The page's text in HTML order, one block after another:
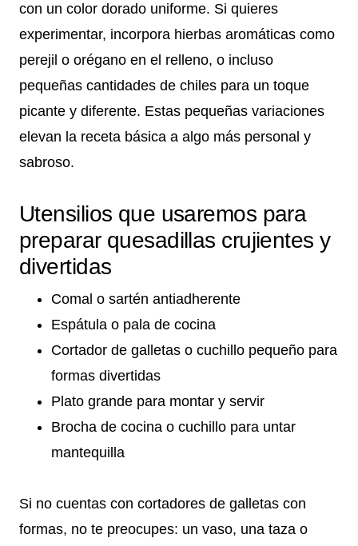
con un color dorado uniforme. Si quieres
experimentar, incorpora hierbas aromáticas como
perejil o orégano en el relleno, o incluso
pequeñas cantidades de chiles para un toque
picante y diferente. Estas pequeñas variaciones
elevan la receta básica a algo más personal y
sabroso.
Utensilios que usaremos para
preparar quesadillas crujientes y
divertidas
Comal o sartén antiadherente
Espátula o pala de cocina
Cortador de galletas o cuchillo pequeño para
formas divertidas
Plato grande para montar y servir
Brocha de cocina o cuchillo para untar
mantequilla
Si no cuentas con cortadores de galletas con
formas, no te preocupes: un vaso, una taza o